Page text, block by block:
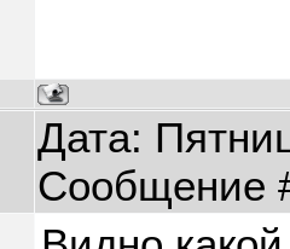
Дата:
Сообщение